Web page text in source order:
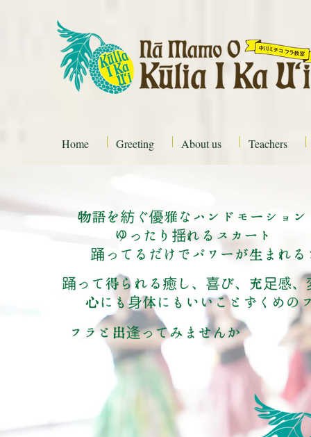
Home Greeting About us Teachers